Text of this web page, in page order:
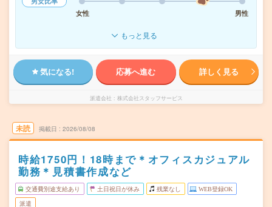
女性
男性
もっと見る
気になる! 応募へ進む 詳しく見る
派遣会社 株式会社スタッフサービス
未読 掲載日 2026/08/08
時給1750円！18時まで＊オフィスカジュアル
勤務＊見積書作成など
交通費別途支給あり 土日祝日が休み 残業なし WEB登録OK
派遣